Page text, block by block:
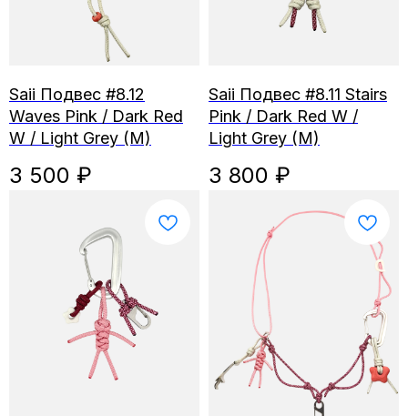
Saii Подвес #8.12
Waves Pink / Dark Red
W / Light Grey (M)
3 500 ₽
Saii Подвес #8.11 Stairs
Pink / Dark Red W /
Light Grey (M)
3 800 ₽